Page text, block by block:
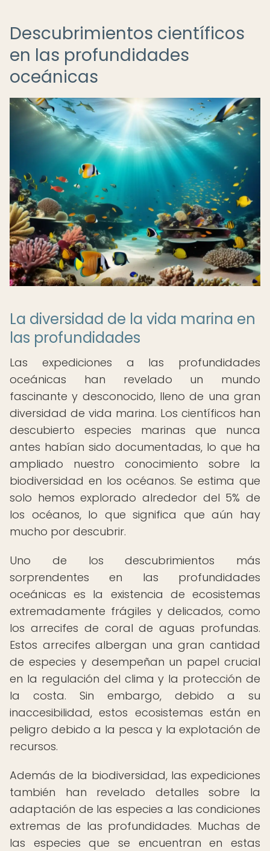
Descubrimientos científicos
en las profundidades
oceánicas
La diversidad de la vida marina en
las profundidades
Las expediciones a las profundidades
oceánicas han revelado un mundo
fascinante y desconocido, lleno de una gran
diversidad de vida marina. Los científicos han
descubierto especies marinas que nunca
antes habían sido documentadas, lo que ha
ampliado nuestro conocimiento sobre la
biodiversidad en los océanos. Se estima que
solo hemos explorado alrededor del 5% de
los océanos, lo que significa que aún hay
mucho por descubrir.
Uno de los descubrimientos más
sorprendentes en las profundidades
oceánicas es la existencia de ecosistemas
extremadamente frágiles y delicados, como
los arrecifes de coral de aguas profundas.
Estos arrecifes albergan una gran cantidad
de especies y desempeñan un papel crucial
en la regulación del clima y la protección de
la costa. Sin embargo, debido a su
inaccesibilidad, estos ecosistemas están en
peligro debido a la pesca y la explotación de
recursos.
Además de la biodiversidad, las expediciones
también han revelado detalles sobre la
adaptación de las especies a las condiciones
extremas de las profundidades. Muchas de
las especies que se encuentran en estas